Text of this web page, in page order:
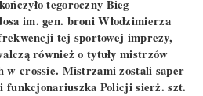
tegoroczny Bieg
im. gen. broni Włodzimierza
tej sportowej imprezy,
również o tytuły mistrzów
w crossie. Mistrzami zostali saper
funkcjonariuszka Policji sierż. szt.